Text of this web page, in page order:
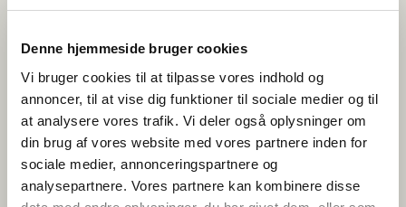
Denne hjemmeside bruger cookies
Vi bruger cookies til at tilpasse vores indhold og
annoncer, til at vise dig funktioner til sociale medier og til
at analysere vores trafik. Vi deler også oplysninger om
din brug af vores website med vores partnere inden for
sociale medier, annonceringspartnere og
analysepartnere. Vores partnere kan kombinere disse
myndbandssamtali úr tölvu kennarans svo skólastofurnar tveir og
6. AUÐVELDIÐ YKKUR VINNUNA MEÐ GÓÐU
YFIRLITI
Þegar nemendur vinna saman þvert á landamæri í stafrænni
kennslustofu er þeim mun brýnna að að hafa hreinu hvenær og hvernig
á að vinna ákveðna þætti – og hvert maður stefnir. Með öðrum orðum
er brýnt að skilja hvar maður er í ferlinu og hvers vegna.
Skýrt og sameiginlegt yfirlit yfir viðfangsefnin sem eru á dagskrá – þ.e.